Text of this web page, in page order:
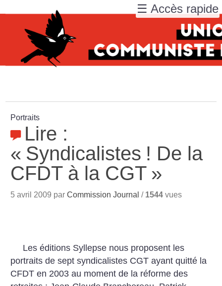
Portraits
Lire :
« Syndicalistes ! De la
CFDT à la CGT »
5 avril 2009 parCommission Journal / 1544 vues
Les éditions Syllepse nous proposent les
portraits de sept syndicalistes CGT ayant quitté la
CFDT en 2003 au moment de la réforme des
☰ Accès rapide